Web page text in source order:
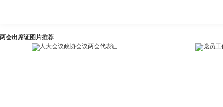
两会出席证图片推荐